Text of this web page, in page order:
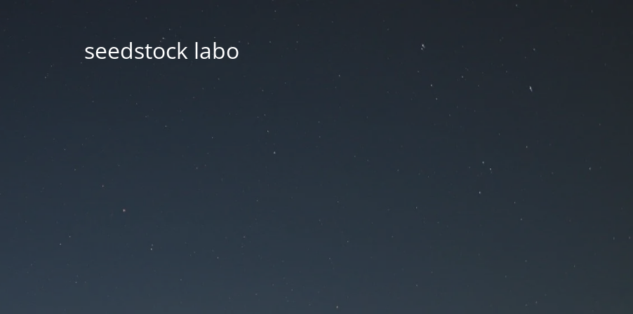
seedstock labo